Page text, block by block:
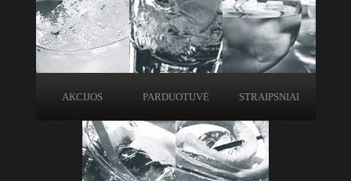
AKCIJOS PARDUOTUVĖ STRAIPSNIAI